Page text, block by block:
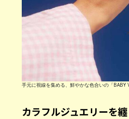
手元に視線を集める、鮮やかな色合いの「BABY
カラフルジュエリーを纏